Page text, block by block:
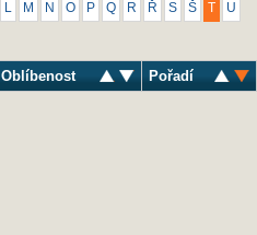
M N O P Q R Ř S Š U
Oblíbenost Pořadí